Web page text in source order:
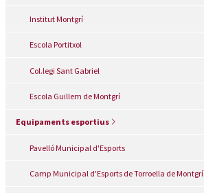
Institut Montgrí
Escola Portitxol
Col.legi Sant Gabriel
Escola Guillem de Montgrí
Equipaments esportius
Pavelló Municipal d'Esports
Camp Municipal d'Esports de Torroella de Montgrí